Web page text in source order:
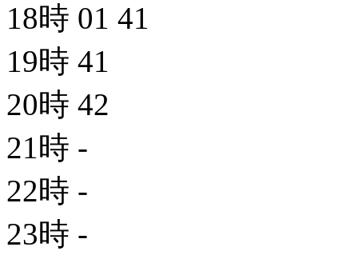
18時 01 41
19時 41
20時 42
21時 -
22時 -
23時 -